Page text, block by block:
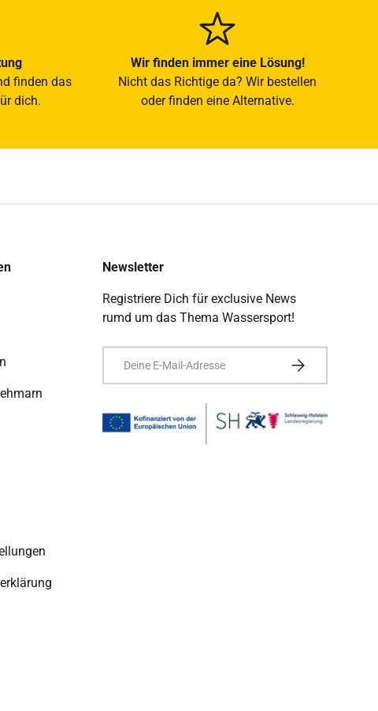
finden das
dich.
Wir finden immer eine Lösung!
Nicht das Richtige da? Wir bestellen
oder finden eine Alternative.
Newsletter
Registriere Dich für exclusive News
rumd um das Thema Wassersport!
ABONNIEREN